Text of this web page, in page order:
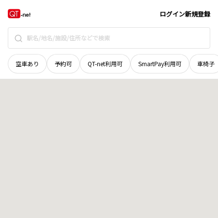
ログイン新規登録
空車あり 予約可 QT-net利用可 SmartPay利用可 車椅子
京都府